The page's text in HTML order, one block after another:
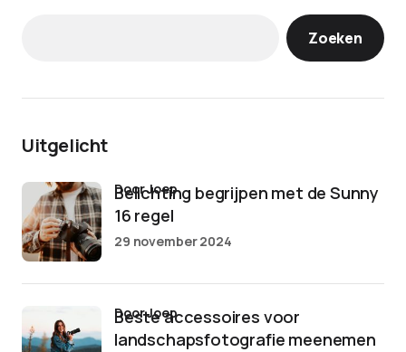
Zoeken
Uitgelicht
Belichting begrijpen met de Sunny
16 regel
door Joep
29 november 2024
Beste accessoires voor
landschapsfotografie meenemen
door Joep